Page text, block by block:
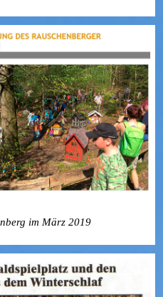
im März 2019